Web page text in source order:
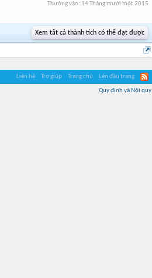
Thưởng vào: 14 Tháng mười một 2015
Xem tất cả thành tích có thể đạt được
Liên hệ Trợ giúp Trang chủ Lên đầu trang
Quy định và Nội quy